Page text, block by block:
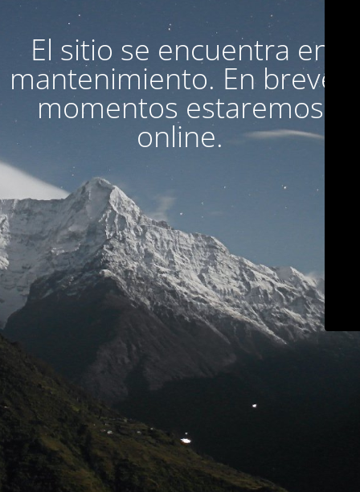
El sitio se encuentra en
mantenimiento. En breves
momentos estaremos
online.